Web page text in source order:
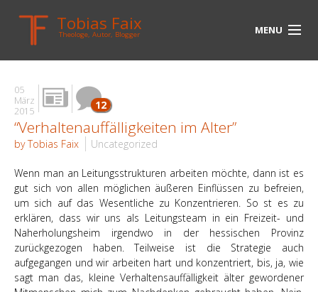
Tobias Faix
Theologe, Autor, Blogger MENU
HOME
BLOG
BIOGRAPHIE
UNTERWEGS
MEDIEN
KONTAKT
LINKS
05
März
2015
12
“Verhaltenauffälligkeiten im Alter”
by Tobias Faix Uncategorized
Wenn man an Leitungsstrukturen arbeiten möchte, dann ist es
gut sich von allen möglichen äußeren Einflüssen zu befreien,
um sich auf das Wesentliche zu Konzentrieren. So st es zu
erklären, dass wir uns als Leitungsteam in ein Freizeit- und
Naherholungsheim irgendwo in der hessischen Provinz
zurückgezogen haben. Teilweise ist die Strategie auch
aufgegangen und wir arbeiten hart und konzentriert, bis, ja, wie
sagt man das, kleine Verhaltensauffälligkeit älter gewordener